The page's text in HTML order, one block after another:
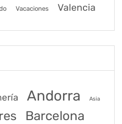
Vacaciones Valencia
Andorra Asia
Barcelona